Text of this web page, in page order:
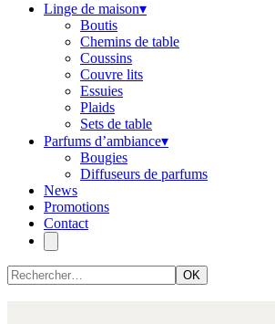
Linge de maison▾
Boutis
Chemins de table
Coussins
Couvre lits
Essuies
Plaids
Sets de table
Parfums d’ambiance▾
Bougies
Diffuseurs de parfums
News
Promotions
Contact
OK